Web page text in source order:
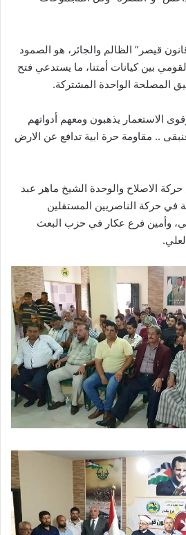
قيصر” الظالم والجائر، هو الصمود
القومي بين كيانات أمتنا، ما يستدعي فتح
المصلحة الواحدة المشتركة.
الاستعمار يذهبون ومعهم أدواتهم
.. مقاومة حرة ابية تدافع عن الارض
الاصلاح والوحدة الشيخ ماهر عبد
في حركة الناصريين المستقلين
وأمين فرع عكار في حزب البعث